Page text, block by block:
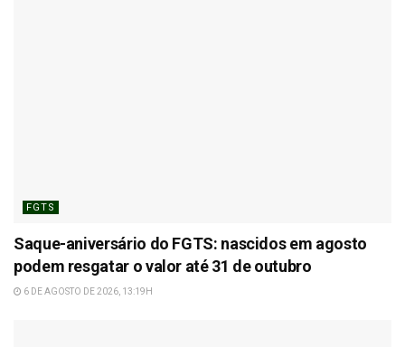
FGTS
Saque-aniversário do FGTS: nascidos em agosto
podem resgatar o valor até 31 de outubro
6 DE AGOSTO DE 2026, 13:19H